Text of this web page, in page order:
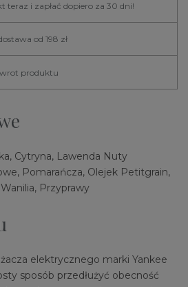
teraz i zapłać dopiero za 30 dni!
od 198 zł
produktu
Cytryna, Lawenda Nuty
Pomarańcza, Olejek Petitgrain,
Przyprawy
elektrycznego marki Yankee
sposób przedłużyć obecność